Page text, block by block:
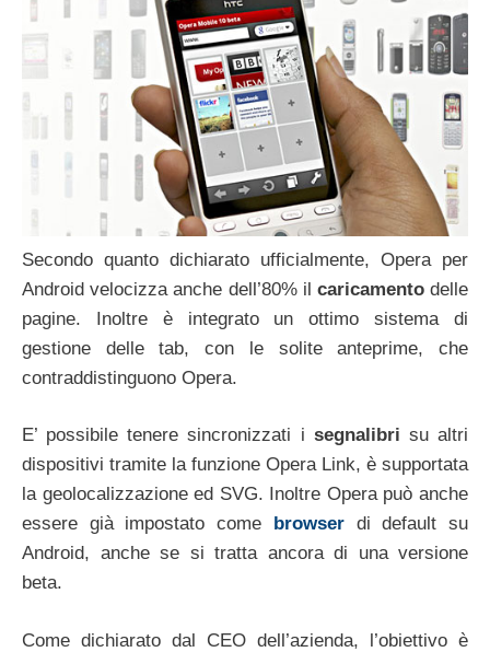
Secondo quanto dichiarato ufficialmente, Opera per
Android velocizza anche dell’80% il caricamentodelle
pagine. Inoltre è integrato un ottimo sistema di
gestione delle tab, con le solite anteprime, che
contraddistinguono Opera.
E’ possibile tenere sincronizzati i segnalibri su altri
dispositivi tramite la funzione Opera Link, è supportata
la geolocalizzazione ed SVG. Inoltre Opera può anche
essere già impostato come
browserdi default su
Android, anche se si tratta ancora di una versione
beta.
Come dichiarato dal CEO dell’azienda, l’obiettivo è